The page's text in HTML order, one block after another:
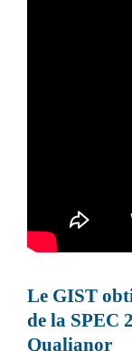
Le GIST
de la SPEC
Qualianor